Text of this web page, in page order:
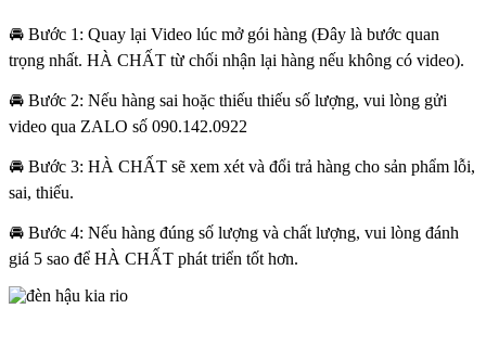
🚘 Bước 1: Quay lại Video lúc mở gói hàng (Đây là bước quan
trọng nhất. HÀ CHẤT từ chối nhận lại hàng nếu không có video).
🚘 Bước 2: Nếu hàng sai hoặc thiếu thiếu số lượng, vui lòng gửi
video qua ZALO số 090.142.0922
🚘 Bước 3: HÀ CHẤT sẽ xem xét và đổi trả hàng cho sản phẩm lỗi,
sai, thiếu.
🚘 Bước 4: Nếu hàng đúng số lượng và chất lượng, vui lòng đánh
giá 5 sao để HÀ CHẤT phát triển tốt hơn.